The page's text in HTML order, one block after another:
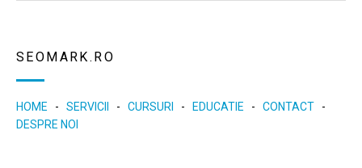
SEOMARK.RO
HOME - SERVICII - CURSURI - EDUCATIE - CONTACT-
DESPRE NOI